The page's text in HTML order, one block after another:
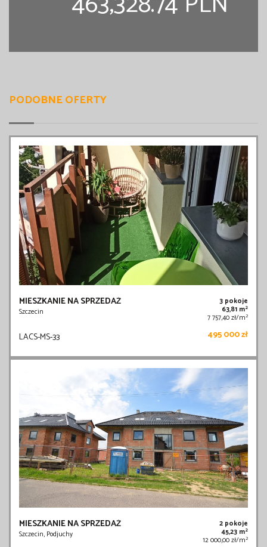
PODOBNE OFERTY
MIESZKANIE NA SPRZEDAŻ
Szczecin
3 pokoje
63,81 m2
7 757,40 zł/m2
LACS-MS-33 495 000 zł
MIESZKANIE NA SPRZEDAŻ
Szczecin, Podjuchy
2 pokoje
45,23 m2
12 000,00 zł/m2